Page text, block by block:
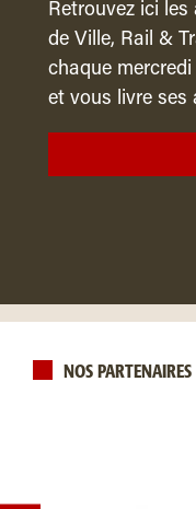
Retrouvez ici les
de Ville, Rail &
chaque
et vous livre ses
NOS PARTENAIRES